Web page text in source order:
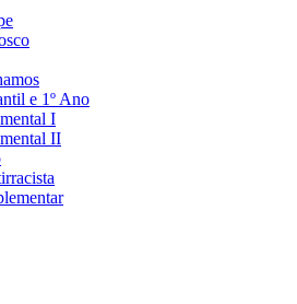
e 1º Ano
I
II